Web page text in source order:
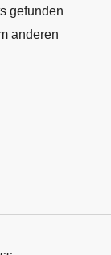
gefunden
anderen